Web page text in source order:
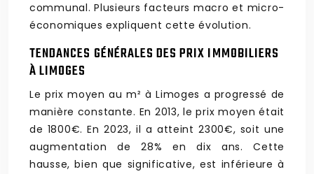
communal. Plusieurs facteurs macro et micro-
économiques expliquent cette évolution.
TENDANCES GÉNÉRALES DES PRIX IMMOBILIERS
À LIMOGES
Le prix moyen au m² à Limoges a progressé de
manière constante. En 2013, le prix moyen était
de 1800€. En 2023, il a atteint 2300€, soit une
augmentation de 28% en dix ans. Cette
hausse, bien que significative, est inférieure à